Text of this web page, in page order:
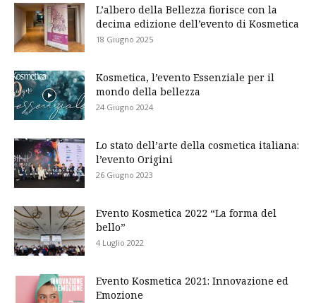
L’albero della Bellezza fiorisce con la
decima edizione dell’evento di Kosmetica
18 Giugno 2025
Kosmetica, l’evento Essenziale per il
mondo della bellezza
24 Giugno 2024
Lo stato dell’arte della cosmetica italiana:
l’evento Origini
26 Giugno 2023
Evento Kosmetica 2022 “La forma del
bello”
4 Luglio 2022
Evento Kosmetica 2021: Innovazione ed
Emozione